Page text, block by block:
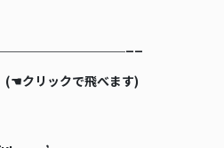
(☚クリックで飛べます)